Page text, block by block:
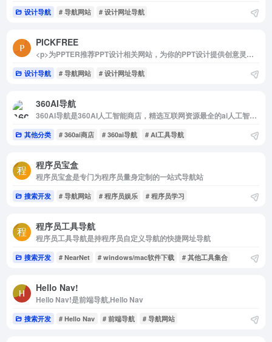
设计导航 # 导航网站 # 设计网址导航
PICKFREE
<p>为PPTER推荐PPT设计相关网站，为你的PPT设计提供创意灵感、配色方案、免费图片、优质图标、工具插件等</p>
设计导航 # 导航网站 # 设计网址导航
360AI导航
360AI导航是360AI人工智能商店，精选互联网资源最全的ai人工智能网，搜集并整理人工智能工具的网站、教程、资源，让您能够快速找到适合的工具和内容。收录AI工具网站、公众号、自媒体、书籍、...
其他分类 # 360ai商店 # 360ai导航 # AI工具导航
程序员宝盒
程序员宝盒是专门为程序员量身定制的一站式导航站
搜索开发 # 导航网站 # 程序员娱乐 # 程序员学习
程序员工具导航
程序员工具导航是持程序员自定义导航的快捷网址导航
搜索开发 # NearNet # windows/mac软件下载 # 其他工具集合
Hello Nav!
Hello Nav!是前端导航,Hello Nav
搜索开发 # Hello Nav # 前端导航 # 导航网站